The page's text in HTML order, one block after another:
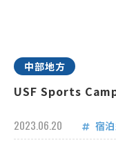
中部地方
USF Sports
2023.06.20 宿